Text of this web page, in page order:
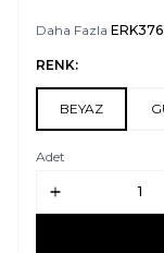
Daha Fazla
RENK:
BEYAZ
Adet